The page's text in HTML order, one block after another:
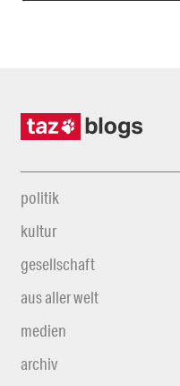
politik
kultur
gesellschaft
aus aller welt
medien
archiv